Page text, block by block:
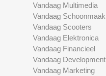
Vandaag Multimedia
Vandaag Schoonmaak
Vandaag Scooters
Vandaag Elektronica
Vandaag Financieel
Vandaag Development
Vandaag Marketing